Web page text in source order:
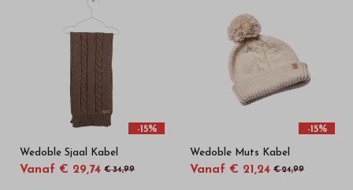
-15%
Wedoble Sjaal Kabel
Vanaf € 29,74 € 34,99
-15%
Wedoble Muts Kabel
Vanaf € 21,24 € 24,99